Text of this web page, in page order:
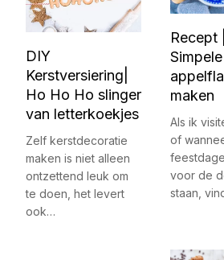
DIY
Kerstversiering|
Ho Ho Ho slinger
van letterkoekjes
Zelf kerstdecoratie
maken is niet alleen
ontzettend leuk om
te doen, het levert
ook…
Recept |
Simpele
maken
Als ik
of
voor de
staan,